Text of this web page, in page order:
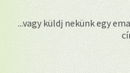
...vagy küldj nekünk egy